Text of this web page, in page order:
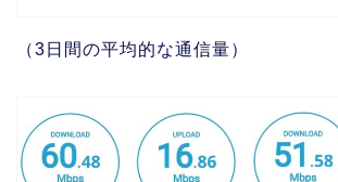
（3日間の平均的な通信量）